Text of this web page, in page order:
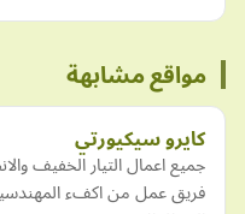
مواقع مشابهة
كايرو سيكيورتي
جميع اعمال التيار الخفيف
فريق عمل من اكفء